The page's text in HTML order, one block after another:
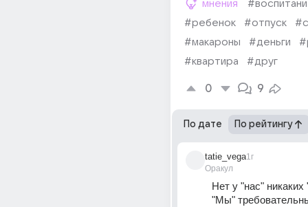
мнения
#ребенок
#отпуск
#макароны
#деньги
#квартира
#друг
0 9
По дате По рейтингу
tatie_vega
Оракул
1г
Нет у "нас"
"Мы"